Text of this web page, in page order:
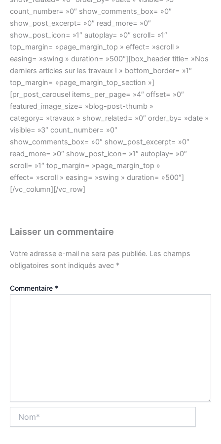
count_number= »0″ show_comments_box= »0″
show_post_excerpt= »0″ read_more= »0″
show_post_icon= »1″ autoplay= »0″ scroll= »1″
top_margin= »page_margin_top » effect= »scroll »
easing= »swing » duration= »500″][box_header title= »Nos
derniers articles sur les travaux ! » bottom_border= »1″
top_margin= »page_margin_top_section »]
[pr_post_carousel items_per_page= »4″ offset= »0″
featured_image_size= »blog-post-thumb »
category= »travaux » show_related= »0″ order_by= »date »
visible= »3″ count_number= »0″
show_comments_box= »0″ show_post_excerpt= »0″
read_more= »0″ show_post_icon= »1″ autoplay= »0″
scroll= »1″ top_margin= »page_margin_top »
effect= »scroll » easing= »swing » duration= »500″]
[/vc_column][/vc_row]
Laisser un commentaire
Votre adresse e-mail ne sera pas publiée. Les champs
obligatoires sont indiqués avec *
Commentaire *